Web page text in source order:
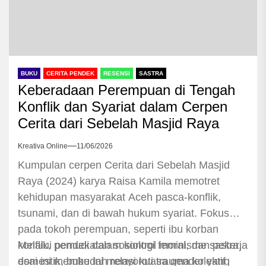
BUKU CERITA PENDEK RESENSI SASTRA
Keberadaan Perempuan di Tengah
Konflik dan Syariat dalam Cerpen
Cerita dari Sebelah Masjid Raya
Kreativa Online 11/06/2026
Kumpulan cerpen Cerita dari Sebelah Masjid
Raya (2024) karya Raisa Kamila memotret
kehidupan masyarakat Aceh pasca-konflik,
tsunami, dan di bawah hukum syariat. Fokus
pada tokoh perempuan, seperti ibu korban
konflik, pemudi dalam kontrol moral, dan pekerja
domestik, buku ini menyoroti trauma kolektif
Melalui pendekatan sosiologi feminisme sastra,
esai ini membedah relasi kuasa gender yang